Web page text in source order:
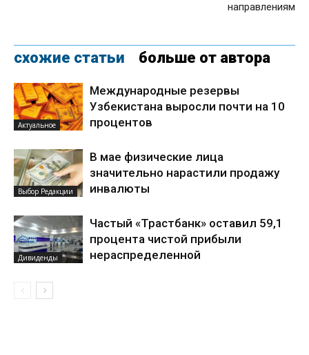
направлениям
схожие статьи больше от автора
Актуальное
Международные резервы
Узбекистана выросли почти на 10
процентов
Выбор Редакции
В мае физические лица
значительно нарастили продажу
инвалюты
Дивиденды
Частый «Трастбанк» оставил 59,1
процента чистой прибыли
нераспределенной